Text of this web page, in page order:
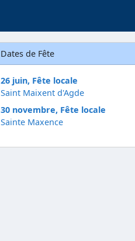
Dates de Fête
26 juin, Fête locale
Saint Maixent d'Agde
30 novembre, Fête locale
Sainte Maxence